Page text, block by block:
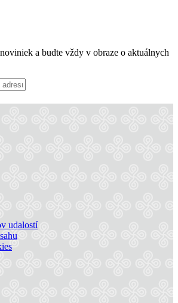
a budte vždy v obraze o aktuálnych
udalostí